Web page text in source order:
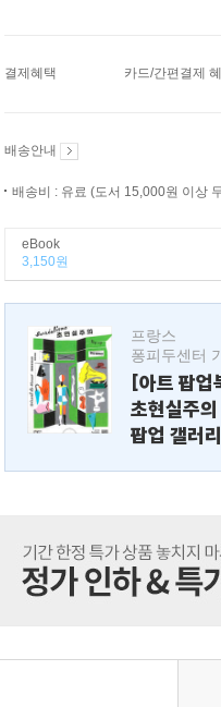
결제혜택 카드/간편결제
배송안내
배송비 : 유료 (도서 15,000원 이상
eBook
3,150원
프랑스
퐁피두센터
[아트 팝업
초현실주의
팝업 갤러리